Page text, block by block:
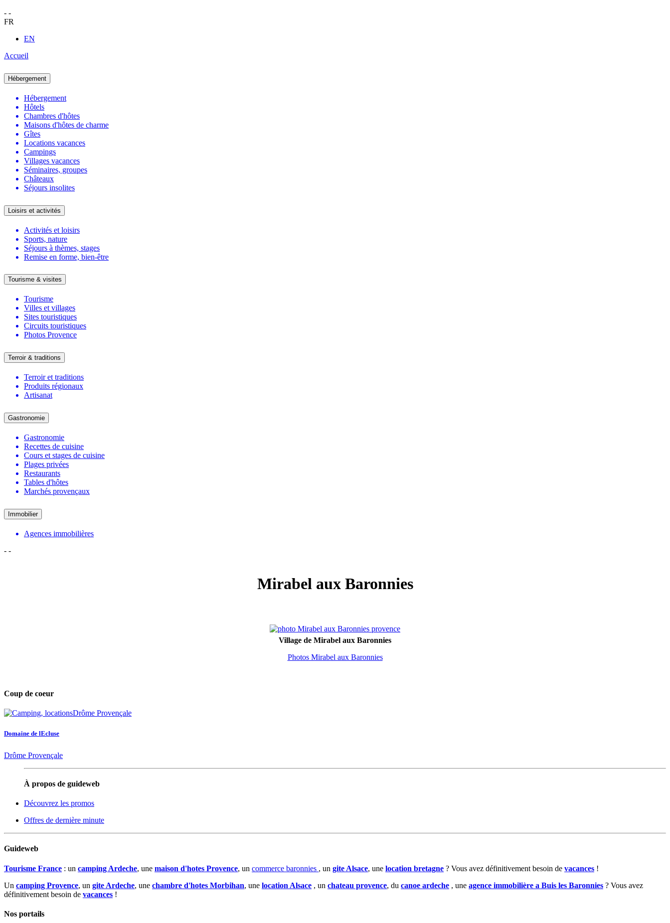
- -
FR
EN
Accueil
Hébergement
Hébergement
Hôtels
Chambres d'hôtes
Maisons d'hôtes de charme
Gîtes
Locations vacances
Campings
Villages vacances
Séminaires, groupes
Châteaux
Séjours insolites
Loisirs et activités
Activités et loisirs
Sports, nature
Séjours à thèmes, stages
Remise en forme, bien-être
Tourisme & visites
Tourisme
Villes et villages
Sites touristiques
Circuits touristiques
Photos Provence
Terroir & traditions
Terroir et traditions
Produits régionaux
Artisanat
Gastronomie
Gastronomie
Recettes de cuisine
Cours et stages de cuisine
Plages privées
Restaurants
Tables d'hôtes
Marchés provençaux
Immobilier
Agences immobilières
- -
Mirabel aux Baronnies
Village de Mirabel aux Baronnies
Photos Mirabel aux Baronnies
Coup de coeur
Domaine de lEcluse
Drôme Provençale
À propos de guideweb
Découvrez les promos
Offres de dernière minute
Guideweb
Tourisme France : un camping Ardeche, une maison d'hotes Provence, un commerce baronnies , un gite Alsace, une location bretagne ? Vous avez définitivement besoin de vacances !
Un camping Provence, un gite Ardeche, une chambre d'hotes Morbihan, une location Alsace , un chateau provence, du canoe ardeche , une agence immobilière a Buis les Baronnies ? Vous avez
définitivement besoin de vacances !
Nos portails